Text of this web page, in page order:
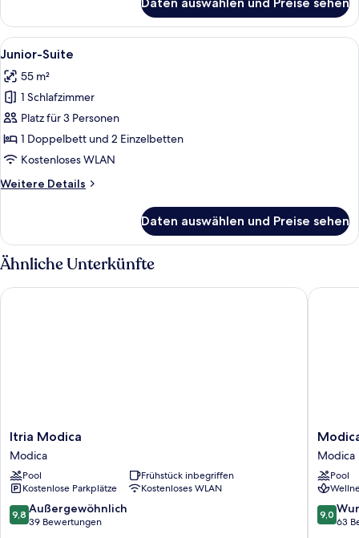
Doppel-
oder
-Alle
Fotos
für
Junior-
Suite
anzeigen
Ein Schlafzimmer mit Steinwand,
11
Junior-Suite
55 m²
1 Schlafzimmer
Platz für 3 Personen
1 Doppelbett und 2 Einzelbetten
Kostenloses WLAN
Weitere Details
Weitere
Suite
Daten auswählen und Preise sehen
Ähnliche Unterkünfte
Itria
Modica
Modica
Itria Modica
Modica
Pool
Frühstück inbegriffen
Kostenlose Parkplätze
Kostenloses WLAN
9.8
von
9,8 Außergewöhnlich
39 Bewertungen
Itria Modica
Modica
Hotel
Modica
Modica
Pool
9.0
von
9,0
63
Modica